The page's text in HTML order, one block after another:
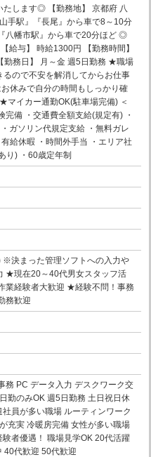
たします◎ 【勤務地】 京都府 八
手駅』『長尾』から車で8～10分
八幡市駅』から車で20分ほど ◎
給与】 時給1300円 【勤務時間】
勤務日】 月～金 週5日勤務 ★職場
るので不安を解消してからお仕事
休みで自分の時間もしっかり確
イカー通勤OK(駐車場完備) ＜
完備 ・交通費全額支給(規定有) ・
ガソリン代規定支給 ・無料ガレ
給休暇 ・時間外手当 ・エリア社
り) ・60歳定年制
決まった管理ソフトへの入力や
★現在20～40代男女スタッフ活
業経験者大歓迎 ★経験不問！事務
務歓迎
務 PC データ入力 デスクワーク交
勤のみOK 週5日勤務 土日祝日休
員が多い職場 ルーティンワーク
充実 冷暖房完備 女性が多い職場
者優遇！ 職場見学OK 20代活躍
40代歓迎 50代歓迎